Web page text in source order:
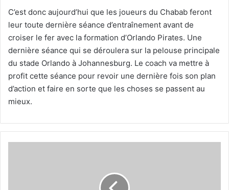
C’est donc aujourd’hui que les joueurs du Chabab feront
leur toute dernière séance d’entraînement avant de
croiser le fer avec la formation d’Orlando Pirates. Une
dernière séance qui se déroulera sur la pelouse principale
du stade Orlando à Johannesburg. Le coach va mettre à
profit cette séance pour revoir une dernière fois son plan
d’action et faire en sorte que les choses se passent au
mieux.